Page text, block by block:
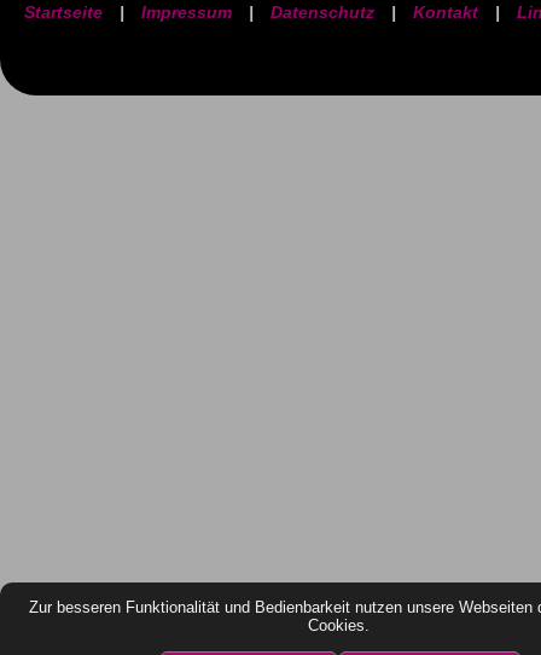
Zur besseren Funktionalität und Bedienbarkeit nutzen unsere Webseiten
Cookies.
Startseite | Impressum | Datenschutz | Kontakt |